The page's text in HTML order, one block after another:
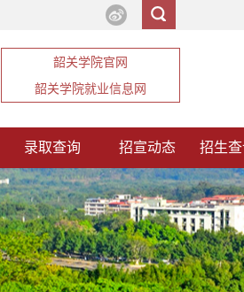
韶关学院官网
韶关学院就业信息网
录取查询 招宣动态 招生